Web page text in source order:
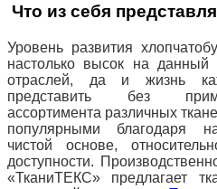
Что из себя
Уровень развития
настолько высок на данный
отраслей, да и жизнь
представить без
ассортимента различных
популярными благодаря
чистой основе,
доступности.
«ТканиТЕКС» предлагает